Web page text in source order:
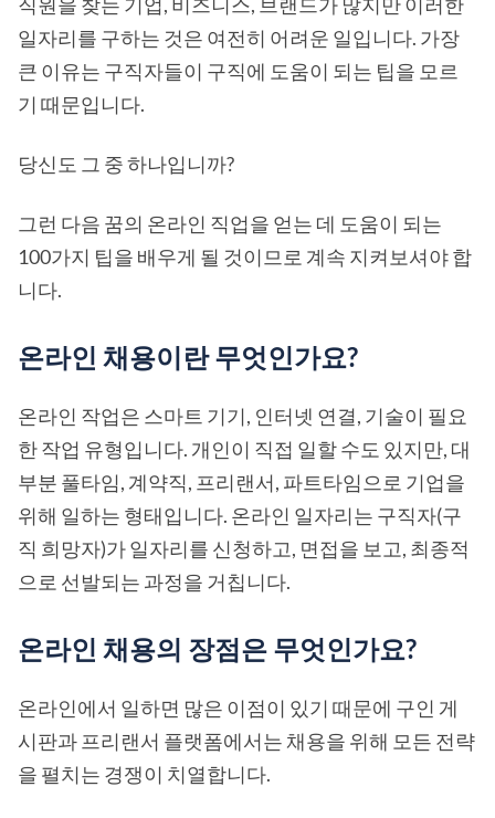
일자리를 구하는 것은 여전히 어려운 일입니다. 가장
큰 이유는 구직자들이 구직에 도움이 되는 팁을 모르
기 때문입니다.
당신도 그 중 하나입니까?
그런 다음 꿈의 온라인 직업을 얻는 데 도움이 되는
100가지 팁을 배우게 될 것이므로 계속 지켜보셔야 합
니다.
온라인 채용이란 무엇인가요?
온라인 작업은 스마트 기기, 인터넷 연결, 기술이 필요
한 작업 유형입니다. 개인이 직접 일할 수도 있지만, 대
부분 풀타임, 계약직, 프리랜서, 파트타임으로 기업을
위해 일하는 형태입니다. 온라인 일자리는 구직자(구
직 희망자)가 일자리를 신청하고, 면접을 보고, 최종적
으로 선발되는 과정을 거칩니다.
온라인 채용의 장점은 무엇인가요?
온라인에서 일하면 많은 이점이 있기 때문에 구인 게
시판과 프리랜서 플랫폼에서는 채용을 위해 모든 전략
을 펼치는 경쟁이 치열합니다.